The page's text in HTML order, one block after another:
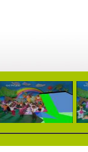
01:00